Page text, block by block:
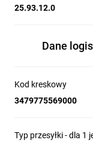
25.93.12.0
Dane
Kod kreskowy
3479775569000
Typ przesyłki - dla 1